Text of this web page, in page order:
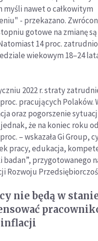
nawet o całkowitym
- przekazano.
gotowe na zmianę
14 proc.
wiekowym 18–24
2022 r. straty
pracujących Polaków.
oraz pogorszenie
że na koniec roku
– wskazała Gi Group,
pracy, edukacja,
badan”, przygotowanego
Rozwoju
nie będą w